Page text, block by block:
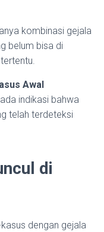
kombinasi gejala
belum bisa di
Awal
indikasi bahwa
telah terdeteksi
di
dengan gejala